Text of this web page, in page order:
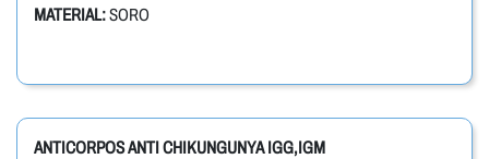
MATERIAL:SORO
ANTICORPOS ANTI CHIKUNGUNYA IGG,IGM